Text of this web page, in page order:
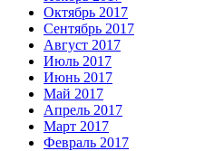
Октябрь 2017
Сентябрь 2017
Август 2017
Июль 2017
Июнь 2017
Май 2017
Апрель 2017
Март 2017
Февраль 2017